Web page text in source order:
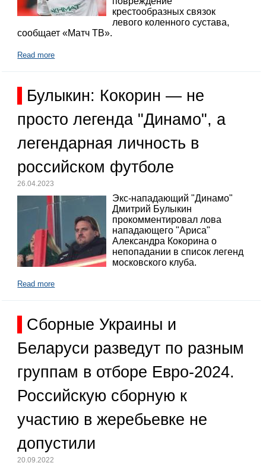
крестообразных связок
левого коленного сустава,
сообщает «Матч ТВ».
Read more
Булыкин: Кокорин — не
просто легенда "Динамо", а
легендарная личность в
российском футболе
26.04.2023
Экс-нападающий "Динамо"
Дмитрий Булыкин
прокомментировал лова
нападающего "Ариса"
Александра Кокорина о
непопадании в список легенд
московского клуба.
Read more
Сборные Украины и
Беларуси разведут по разным
группам в отборе Евро-2024.
Российскую сборную к
участию в жеребьевке не
допустили
20.09.2022